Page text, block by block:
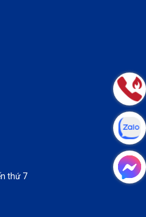
thứ 7